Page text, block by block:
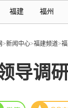
福建 福州
>新闻中心>福建频道>
导调